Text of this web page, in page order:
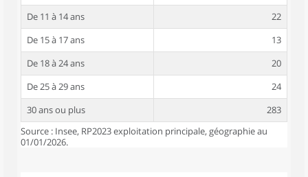
De 11 à 14 ans
22
De 15 à 17 ans
13
De 18 à 24 ans
20
De 25 à 29 ans
24
30 ans ou plus
283
Source : Insee, RP2023 exploitation principale, géographie au
01/01/2026.